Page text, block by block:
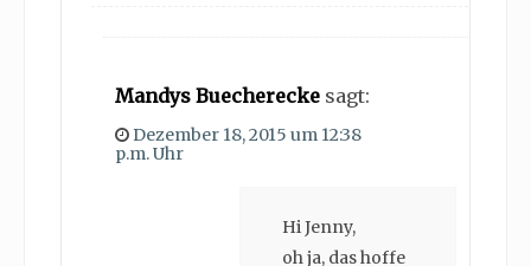
Mandys Buecherecke sagt:
Dezember 18, 2015 um 12:38
p.m. Uhr
Hi Jenny,
oh ja, das hoffe